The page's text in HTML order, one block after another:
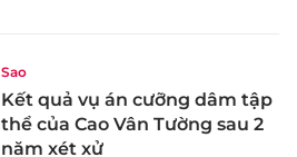
Sao
Kết quả vụ án cưỡng dâm tập
thể của Cao Vân Tường sau 2
năm xét xử